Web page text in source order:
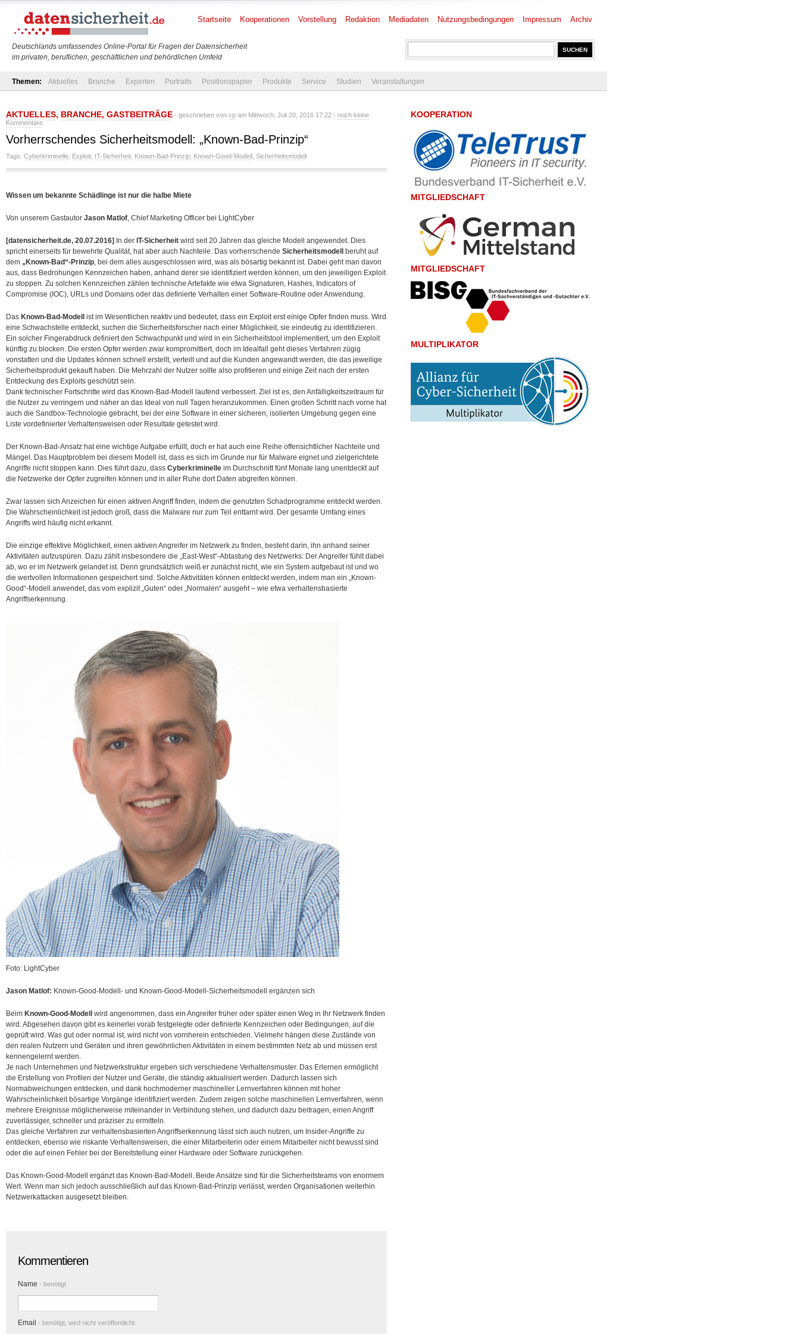
Deutschlands umfassendes Online-Portal für Fragen der Datensicherheit
im privaten, beruflichen, geschäftlichen und behördlichen Umfeld
Startseite Kooperationen Vorstellung Redaktion Mediadaten Nutzungsbedingungen Impressum Archiv
Themen: Aktuelles Branche Experten Portraits Positionspapier Produkte Service Studien Veranstaltungen
AKTUELLES, BRANCHE, GASTBEITRÄGE - geschrieben von cp am Mittwoch, Juli 20, 2016 17:22 - noch keine
Kommentare
Vorherrschendes Sicherheitsmodell: „Known-Bad-Prinzip“
Tags: Cyberkriminelle Exploit IT-Sicherheit Known-Bad-Prinzip Known-Good-Modell Sicherheitsmodell
Wissen um bekannte Schädlinge ist nur die halbe Miete
Von unserem Gastautor Jason Matlof, Chief Marketing Officer bei LightCyber
[datensicherheit.de, 20.07.2016] In der IT-Sicherheit wird seit 20 Jahren das gleiche Modell angewendet. Dies
spricht einerseits für bewehrte Qualität, hat aber auch Nachteile. Das vorherrschende Sicherheitsmodell
beruht auf
dem „Known-Bad“-Prinzip, bei dem alles ausgeschlossen wird, was als bösartig bekannt ist. Dabei geht man davon
aus, dass Bedrohungen Kennzeichen haben, anhand derer sie identifiziert werden können, um den jeweiligen Exploit
zu stoppen. Zu solchen Kennzeichen zählen technische Artefakte wie etwa Signaturen, Hashes, Indicators of
Compromise (IOC), URLs und Domains oder das definierte Verhalten einer Software-Routine oder Anwendung.
Das Known-Bad-Modell
ist im Wesentlichen reaktiv und bedeutet, dass ein Exploit erst einige Opfer finden muss. Wird
eine Schwachstelle entdeckt, suchen die Sicherheitsforscher nach einer Möglichkeit, sie eindeutig zu identifizieren.
Ein solcher Fingerabdruck definiert den Schwachpunkt und wird in ein Sicherheitstool implementiert, um den Exploit
künftig zu blocken. Die ersten Opfer werden zwar kompromittiert, doch im Idealfall geht dieses Verfahren zügig
vonstatten und die Updates können schnell erstellt, verteilt und auf die Kunden angewandt werden, die das jeweilige
Sicherheitsprodukt gekauft haben. Die Mehrzahl der Nutzer sollte also profitieren und einige Zeit nach der ersten
Entdeckung des Exploits geschützt sein.
Dank technischer Fortschritte wird das Known-Bad-Modell laufend verbessert. Ziel ist es, den Anfälligkeitszeitraum für
die Nutzer zu verringern und näher an das Ideal von null Tagen heranzukommen. Einen großen Schritt nach vorne hat
auch die Sandbox-Technologie gebracht, bei der eine Software in einer sicheren, isolierten Umgebung gegen eine
Liste vordefinierter Verhaltensweisen oder Resultate getestet wird.
Der Known-Bad-Ansatz hat eine wichtige Aufgabe erfüllt, doch er hat auch eine Reihe offensichtlicher Nachteile und
Mängel. Das Hauptproblem bei diesem Modell ist, dass es sich im Grunde nur für Malware eignet und zielgerichtete
Angriffe nicht stoppen kann. Dies führt dazu, dass Cyberkriminelle im Durchschnitt fünf Monate lang unentdeckt auf
die Netzwerke der Opfer zugreifen können und in aller Ruhe dort Daten abgreifen können.
Zwar lassen sich Anzeichen für einen aktiven Angriff finden, indem die genutzten Schadprogramme entdeckt werden.
Die Wahrscheinlichkeit ist jedoch groß, dass die Malware nur zum Teil enttarnt wird. Der gesamte Umfang eines
Angriffs wird häufig nicht erkannt.
Die einzige effektive Möglichkeit, einen aktiven Angreifer im Netzwerk zu finden, besteht darin, ihn anhand seiner
Aktivitäten aufzuspüren. Dazu zählt insbesondere die „East-West“-Abtastung des Netzwerks: Der Angreifer fühlt dabei
ab, wo er im Netzwerk gelandet ist. Denn grundsätzlich weiß er zunächst nicht, wie ein System aufgebaut ist und wo
die wertvollen Informationen gespeichert sind. Solche Aktivitäten können entdeckt werden, indem man ein „Known-
Good“-Modell anwendet, das vom explizit „Guten“ oder „Normalen“ ausgeht – wie etwa verhaltensbasierte
Angriffserkennung.
Foto: LightCyber
Jason Matlof: Known-Good-Modell- und Known-Good-Modell-Sicherheitsmodell ergänzen sich
Beim Known-Good-Modell
wird angenommen, dass ein Angreifer früher oder später einen Weg in Ihr Netzwerk finden
wird. Abgesehen davon gibt es keinerlei vorab festgelegte oder definierte Kennzeichen oder Bedingungen, auf die
geprüft wird. Was gut oder normal ist, wird nicht von vornherein entschieden. Vielmehr hängen diese Zustände von
den realen Nutzern und Geräten und ihren gewöhnlichen Aktivitäten in einem bestimmten Netz ab und müssen erst
kennengelernt werden.
Je nach Unternehmen und Netzwerkstruktur ergeben sich verschiedene Verhaltensmuster. Das Erlernen ermöglicht
die Erstellung von Profilen der Nutzer und Geräte, die ständig aktualisiert werden. Dadurch lassen sich
Normabweichungen entdecken, und dank hochmoderner maschineller Lernverfahren können mit hoher
Wahrscheinlichkeit bösartige Vorgänge identifiziert werden. Zudem zeigen solche maschinellen Lernverfahren, wenn
mehrere Ereignisse möglicherweise miteinander in Verbindung stehen, und dadurch dazu beitragen, einen Angriff
zuverlässiger, schneller und präziser zu ermitteln.
Das gleiche Verfahren zur verhaltensbasierten Angriffserkennung lässt sich auch nutzen, um Insider-Angriffe zu
entdecken, ebenso wie riskante Verhaltensweisen, die einer Mitarbeiterin oder einem Mitarbeiter nicht bewusst sind
oder die auf einen Fehler bei der Bereitstellung einer Hardware oder Software zurückgehen.
Das Known-Good-Modell ergänzt das Known-Bad-Modell. Beide Ansätze sind für die Sicherheitsteams von enormem
Wert. Wenn man sich jedoch ausschließlich auf das Known-Bad-Prinzip verlässt, werden Organisationen weiterhin
Netzwerkattacken ausgesetzt bleiben.
Kommentieren
Name - benötigt
Email - benötigt, wird nicht veröffentlicht.
KOOPERATION
MITGLIEDSCHAFT
MITGLIEDSCHAFT
MULTIPLIKATOR